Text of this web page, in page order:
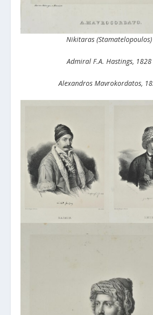
Nikitaras (Stamatelopoulos)
Admiral F.A. Hastings, 1828
Alexandros Mavrokordatos,